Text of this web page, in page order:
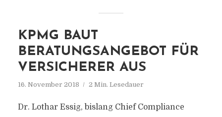
KPMG BAUT
BERATUNGSANGEBOT FÜR
VERSICHERER AUS
16. November 2018 2 Min. Lesedauer
Dr. Lothar Essig, bislang Chief Compliance